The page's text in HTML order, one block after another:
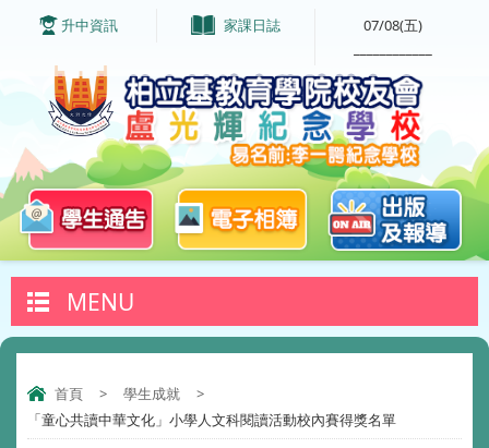
升中資訊 家課日誌
07/08(五)
MENU
首頁 > 學生成就
>
「童心共讀中華文化」小學人文科閱讀活動校內賽得獎名單